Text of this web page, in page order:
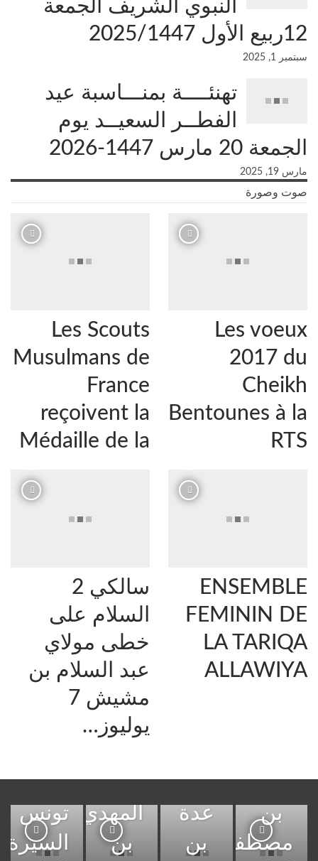
النبوي الشريف الجمعة
12ربيع الأول 2025/1447
سبتمبر 1, 2025
تهنئــــة بمنـــاسبة عيد
الفطــر السعيــد يوم
الجمعة 20 مارس 1447-2026
مارس 19, 2025
صوت وصورة
Les voeux
2017 du
Cheikh
Bentounes à la
RTS
‎Les Scouts
Musulmans de
France
reçoivent la
Médaille de la
ENSEMBLE
FEMININ DE
LA TARIQA
ALLAWIYA
سالكي 2
السلام على
خطى مولاي
عبد السلام بن
مشيش 7
يوليوز…
أحمد
بن
مصطفى
الحاج
عدة
بن
محمد
المهدي
بن
بن
تونس
السيرة